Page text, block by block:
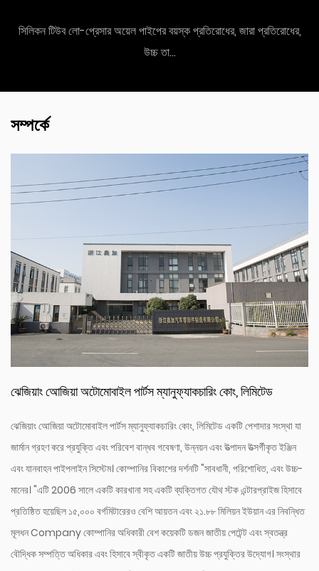
সিলিকন টিউব লো-প্রেসার অয়েল পাইপের বয়স্ক প্রতিরোধের, জারা প্রতিরোধের,
উচ্চ তা...
সম্পর্কে
ঝেজিয়াং অোজিয়া অটোমোবাইল পার্টস ম্যানুফ্যাকচারিং কোং, লিমিটেড
ঝেজিয়াং অোজিয়া অটোমোবাইল পার্টস ম্যানুফ্যাকচারিং কোং, লিমিটেড একটি পেশাদার সংস্থা যা
জার্মান গ্রহণ করে প্রযুক্তি এবং পরিবেশ বান্ধব গবেষণা, উন্নয়ন এবং উত্পাদন উত্সর্গীকৃত ইঞ্জিন
এবং যানবাহন পাইপলাইন সিস্টেম। কোম্পানির বিকাশের দর্শনটি "সাবধানী, পরিশোধিত, এবং উচ্চ-
মানের। "এটি 2006 সালে একটি কারখানা সহ একটি ব্যক্তিগত যৌথ স্টক এন্টারপ্রাইজ হিসাবে
প্রতিষ্ঠিত হয়েছিল ১৫,০০০ বর্গমিটারেরও বেশি আয়তন এবং ২১.৮৮ মিলিয়ন ইউয়ান এর নিবন্ধিত
মূলধন Company কোম্পানির অধিকারী বেশ কয়েকটি ডজন জাতীয় পেটেন্ট এবং স্বতন্ত্র
বৌদ্ধিক সম্পত্তি অধিকার এবং হিসাবে স্বীকৃত একটি জাতীয় উচ্চ প্রযুক্তির উদ্যোগ। সংস্থার